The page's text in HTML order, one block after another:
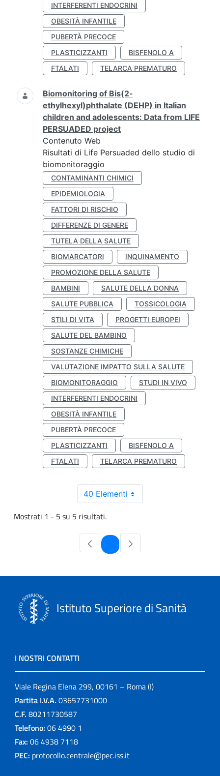
INTERFERENTI ENDOCRINI
OBESITÀ INFANTILE
PUBERTÀ PRECOCE
PLASTICIZZANTI
BISFENOLO A
FTALATI
TELARCA PREMATURO
Biomonitoring of Bis(2-
ethylhexyl)phthalate (DEHP) in Italian
children and adolescents: Data from LIFE
PERSUADED project
Contenuto Web
Risultati di Life Persuaded dello studio di
biomonitoraggio
CONTAMINANTI CHIMICI
EPIDEMIOLOGIA
FATTORI DI RISCHIO
DIFFERENZE DI GENERE
TUTELA DELLA SALUTE
BIOMARCATORI
INQUINAMENTO
PROMOZIONE DELLA SALUTE
BAMBINI
SALUTE DELLA DONNA
SALUTE PUBBLICA
TOSSICOLOGIA
STILI DI VITA
PROGETTI EUROPEI
SALUTE DEL BAMBINO
SOSTANZE CHIMICHE
VALUTAZIONE IMPATTO SULLA SALUTE
BIOMONITORAGGIO
STUDI IN VIVO
INTERFERENTI ENDOCRINI
OBESITÀ INFANTILE
PUBERTÀ PRECOCE
PLASTICIZZANTI
BISFENOLO A
FTALATI
TELARCA PREMATURO
40 Elementi
Mostrati 1 - 5 su 5 risultati.
Pagina
Istituto Superiore di Sanità
I NOSTRI CONTATTI
Viale Regina Elena 299, 00161 – Roma (I)
Partita I.V.A. 03657731000
C.F. 80211730587
Telefono: 06 4990 1
Fax: 06 4938 7118
PEC: protocollo.centrale@pec.iss.it